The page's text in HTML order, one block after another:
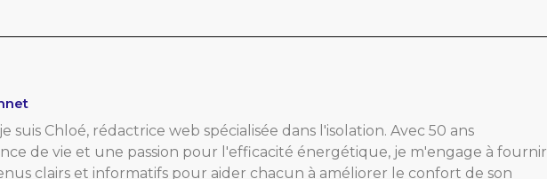
suis Chloé, rédactrice web spécialisée dans l'isolation. Avec 50 ans
de vie et une passion pour l'efficacité énergétique, je m'engage à fournir
clairs et informatifs pour aider chacun à améliorer le confort de son